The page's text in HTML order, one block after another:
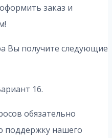
заказ и
Вы получите следующие
16.
обязательно
поддержку нашего